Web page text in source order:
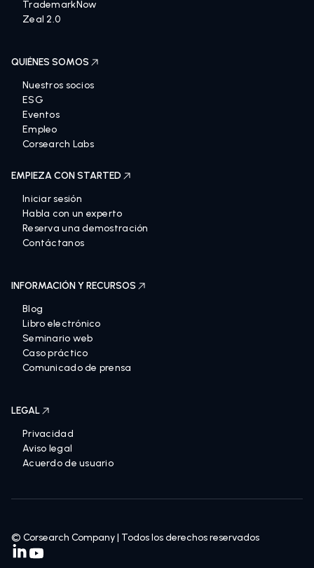
TrademarkNow
Zeal 2.0
QUIÉNES SOMOS
Nuestros socios
ESG
Eventos
Empleo
Corsearch Labs
EMPIEZA CON STARTED
Iniciar sesión
Habla con un experto
Reserva una demostración
Contáctanos
INFORMACIÓN Y RECURSOS
Blog
Libro electrónico
Seminario web
Caso práctico
Comunicado de prensa
LEGAL
Privacidad
Aviso legal
Acuerdo de usuario
© Corsearch Company | Todos los derechos reservados